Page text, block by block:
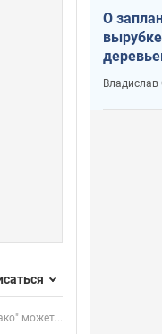
может...
О
что